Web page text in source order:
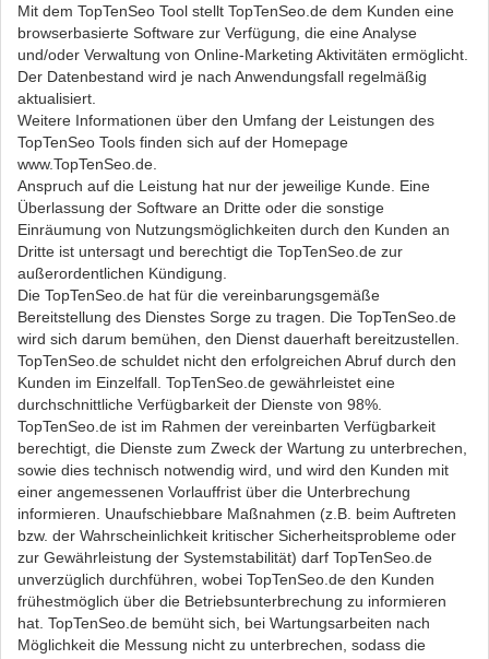
Mit dem TopTenSeo Tool stellt TopTenSeo.de dem Kunden eine
browserbasierte Software zur Verfügung, die eine Analyse
und/oder Verwaltung von Online-Marketing Aktivitäten ermöglicht.
Der Datenbestand wird je nach Anwendungsfall regelmäßig
aktualisiert.
Weitere Informationen über den Umfang der Leistungen des
TopTenSeo Tools finden sich auf der Homepage
www.TopTenSeo.de.
Anspruch auf die Leistung hat nur der jeweilige Kunde. Eine
Überlassung der Software an Dritte oder die sonstige
Einräumung von Nutzungsmöglichkeiten durch den Kunden an
Dritte ist untersagt und berechtigt die TopTenSeo.de zur
außerordentlichen Kündigung.
Die TopTenSeo.de hat für die vereinbarungsgemäße
Bereitstellung des Dienstes Sorge zu tragen. Die TopTenSeo.de
wird sich darum bemühen, den Dienst dauerhaft bereitzustellen.
TopTenSeo.de schuldet nicht den erfolgreichen Abruf durch den
Kunden im Einzelfall. TopTenSeo.de gewährleistet eine
durchschnittliche Verfügbarkeit der Dienste von 98%.
TopTenSeo.de ist im Rahmen der vereinbarten Verfügbarkeit
berechtigt, die Dienste zum Zweck der Wartung zu unterbrechen,
sowie dies technisch notwendig wird, und wird den Kunden mit
einer angemessenen Vorlauffrist über die Unterbrechung
informieren. Unaufschiebbare Maßnahmen (z.B. beim Auftreten
bzw. der Wahrscheinlichkeit kritischer Sicherheitsprobleme oder
zur Gewährleistung der Systemstabilität) darf TopTenSeo.de
unverzüglich durchführen, wobei TopTenSeo.de den Kunden
frühestmöglich über die Betriebsunterbrechung zu informieren
hat. TopTenSeo.de bemüht sich, bei Wartungsarbeiten nach
Möglichkeit die Messung nicht zu unterbrechen, sodass die